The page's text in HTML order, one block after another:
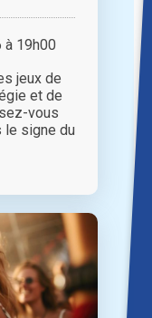
19h00
jeux de
et de
vous
le signe du